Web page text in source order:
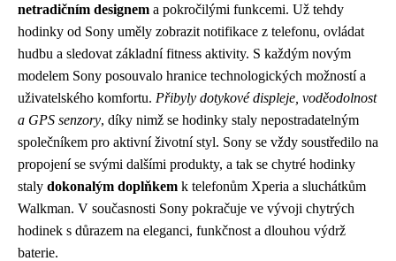
netradičním designem a pokročilými funkcemi. Už tehdy
hodinky od Sony uměly zobrazit notifikace z telefonu, ovládat
hudbu a sledovat základní fitness aktivity. S každým novým
modelem Sony posouvalo hranice technologických možností a
uživatelského komfortu. Přibyly dotykové displeje, voděodolnost
a GPS senzory, díky nimž se hodinky staly nepostradatelným
společníkem pro aktivní životní styl. Sony se vždy soustředilo na
propojení se svými dalšími produkty, a tak se chytré hodinky
staly dokonalým doplňkem k telefonům Xperia a sluchátkům
Walkman. V současnosti Sony pokračuje ve vývoji chytrých
hodinek s důrazem na eleganci, funkčnost a dlouhou výdrž
baterie.